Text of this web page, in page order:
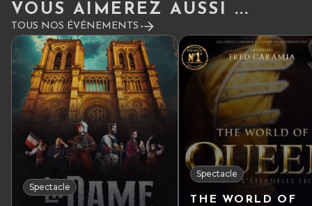
VOUS AIMEREZ AUSSI ...
TOUS NOS ÉVÉNEMENTS
Spectacle
Spectacle
THE WORLD OF